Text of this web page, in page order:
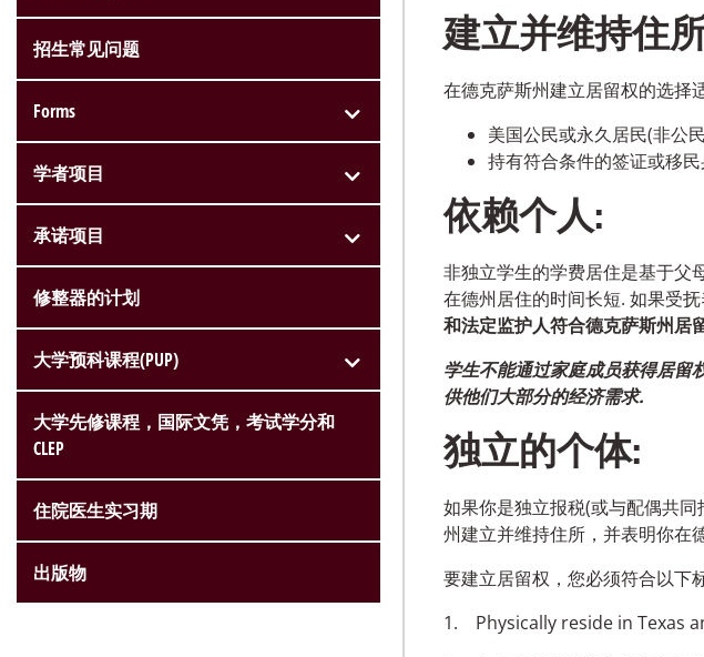
招生常见问题
Forms
学者项目
承诺项目
修整器的计划
大学预科课程(PUP)
大学先修课程，国际文凭，考试学分和
CLEP
住院医生实习期
出版物
建立并维持住
在德克萨斯州建立居留权的选择
美国公民或永久居民(非公
持有符合条件的签证或移
依赖个人:
非独立学生的学费居住是基于父
在德州居住的时间长短. 如果受
和法定监护人符合德克萨斯州居
学生不能通过家庭成员获得居
供他们大部分的经济需求.
独立的个体:
如果你是独立报税(或与配偶共
州建立并维持住所，并表明你在
要建立居留权，您必须符合以下
1. Physically reside in Texas